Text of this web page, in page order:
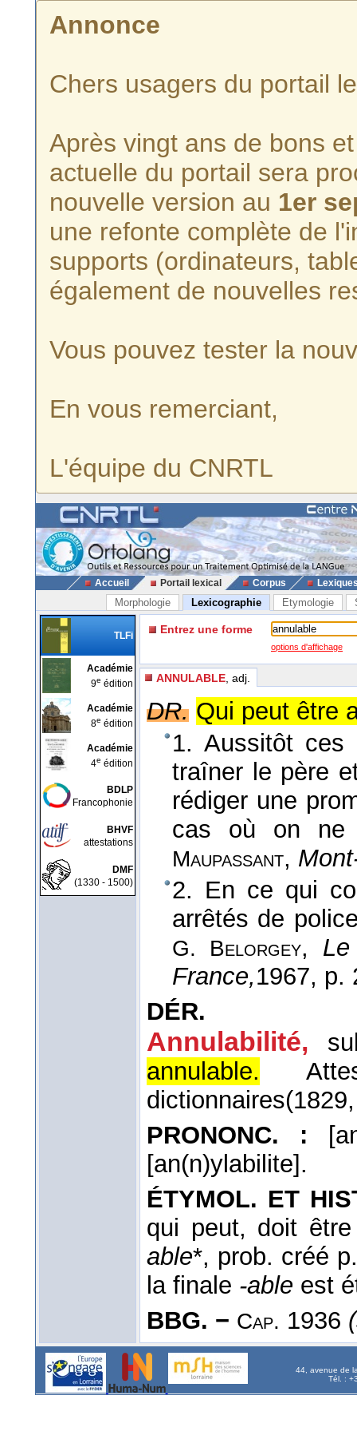
Annonce
Chers usagers du portail
Après vingt ans de bons
actuelle du portail sera
nouvelle version au 1er
une refonte complète de
supports (ordinateurs,
également de nouvelles
Vous pouvez tester la
En vous remerciant,
L'équipe du CNRTL
Accueil Portail lexical Corpus
Morphologie Lexicographie Etymologie
TLFi
Académie
9e édition
Académie
8e édition
Académie
4e édition
BDLP
Francophonie
BHVF
attestations
DMF
(1330 - 1500)
Entrez une forme
options d'affichage
ANNULABLE , adj.
DR. Qui peut être
1. Aussitôt ces
traîner le père
rédiger une
cas où on ne
Maupassant,
2. En ce qui
arrêtés de
G. Belorgey,
France,1967, p.
DÉR.
Annulabilité,
annulable.
PRONONC. :
[an(n)ylabilite].
ÉTYMOL. ET
qui peut, doit
able*, prob. créé
la finale -able est
BBG. − Cap. 1936
44, avenue de
Tél. :